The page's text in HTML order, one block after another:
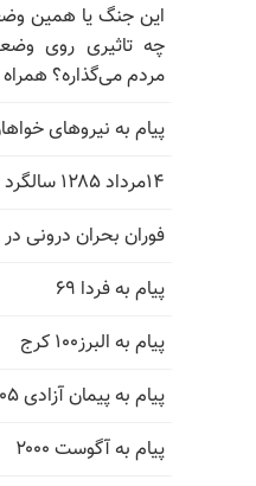
این جنگ یا همین
چه تاثیری روی
مردم می‌گذاره؟ همراه
پیام به نیروهای خواهان ارتباط
۱۴مرداد ۱۲۸۵ سالگرد انقلاب مشروطه
فوران بحران درونی
پیام به فردا ۶۹
پیام به البرز۱۰۰ کرج
پیام به پیمان آزادی ۱۴۰۵
پیام به آگوست ۲۰۰۰